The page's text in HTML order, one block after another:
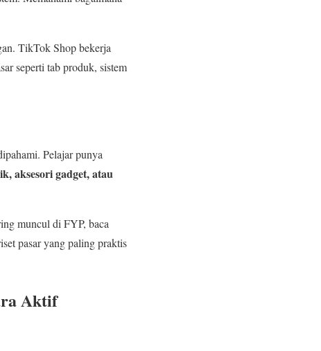
TikTok Shop bekerja
seperti tab produk, sistem
Pelajar punya
aksesori gadget, atau
muncul di FYP, baca
pasar yang paling praktis
Aktif